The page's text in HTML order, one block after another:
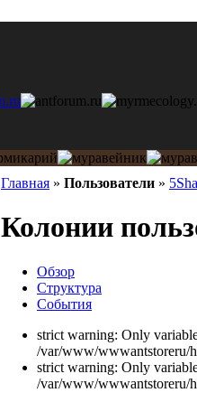
Главная » Пользователи » 5Sha
Колонии
Обзор
Структура
События
strict warning: Only
/var/www/wwwantstoreru/
strict warning: Only
/var/www/wwwantstoreru/